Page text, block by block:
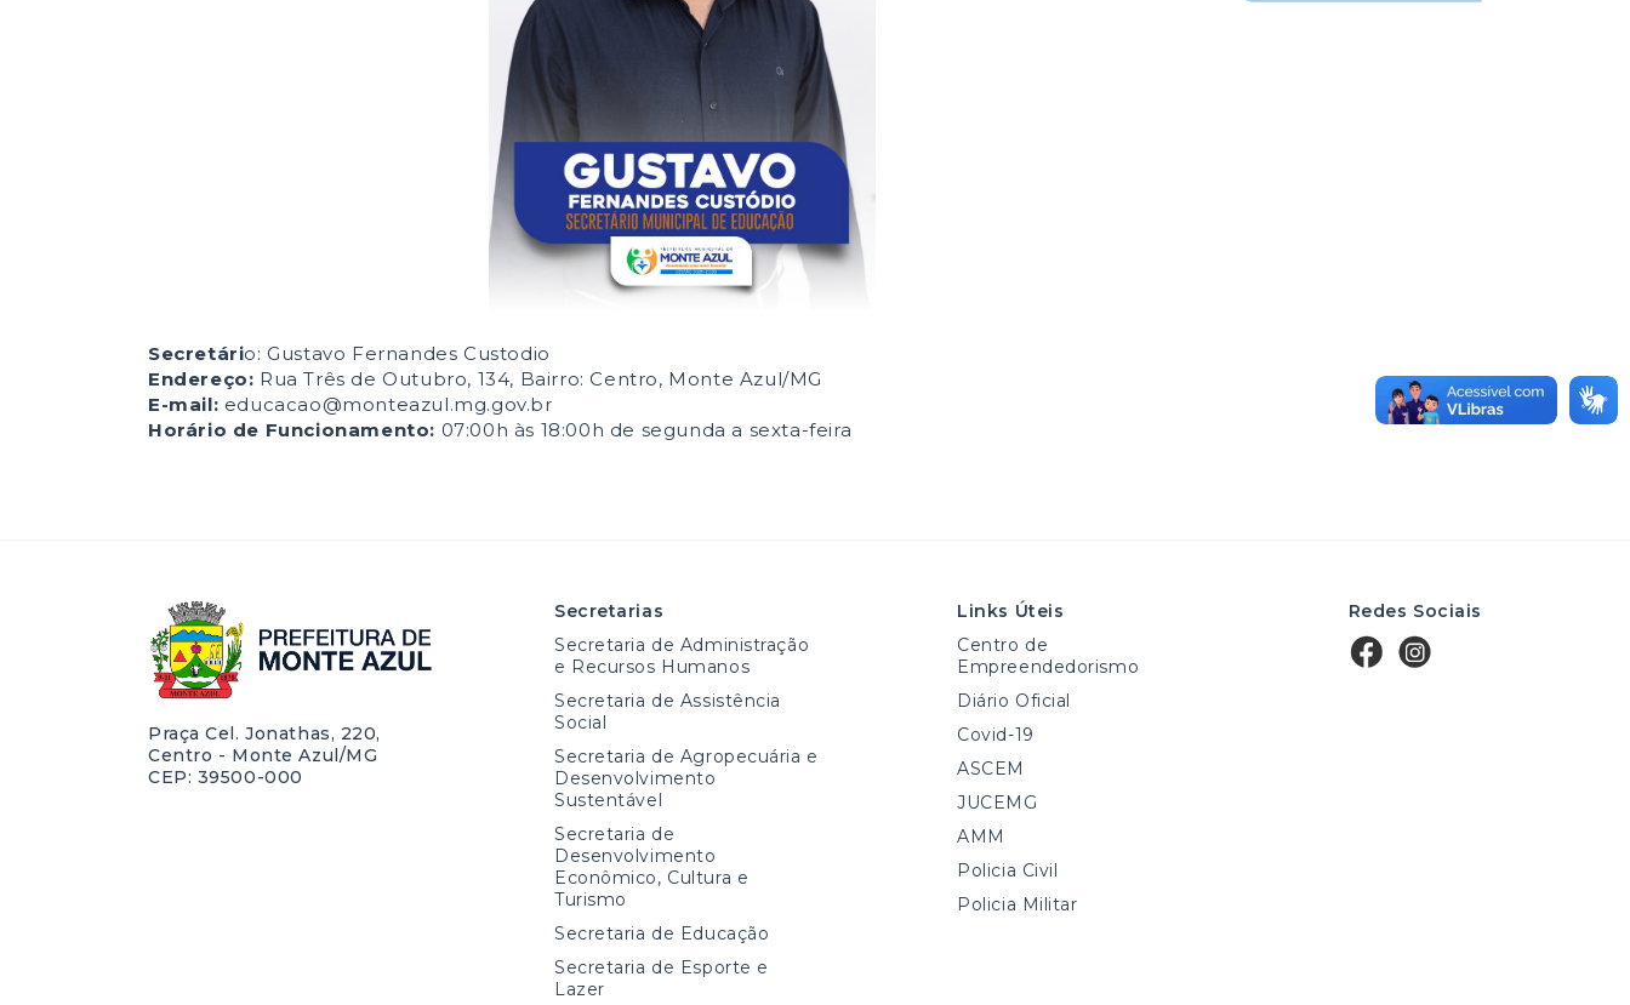
Secretário: Gustavo Fernandes Custodio
Endereço: Rua Três de Outubro, 134, Bairro: Centro, Monte Azul/MG
E-mail: educacao@monteazul.mg.gov.br
Horário de Funcionamento: 07:00h às 18:00h de segunda a sexta-feira
Praça Cel. Jonathas, 220,
Centro - Monte Azul/MG
CEP: 39500-000
Secretarias
Secretaria de Administração
e Recursos Humanos
Secretaria de Assistência
Social
Secretaria de Agropecuária e
Desenvolvimento
Sustentável
Secretaria de
Desenvolvimento
Econômico, Cultura e
Turismo
Secretaria de Educação
Secretaria de Esporte e
Lazer
Links Úteis
Centro de
Empreendedorismo
Diário Oficial
Covid-19
ASCEM
JUCEMG
AMM
Policia Civil
Policia Militar
Redes Sociais